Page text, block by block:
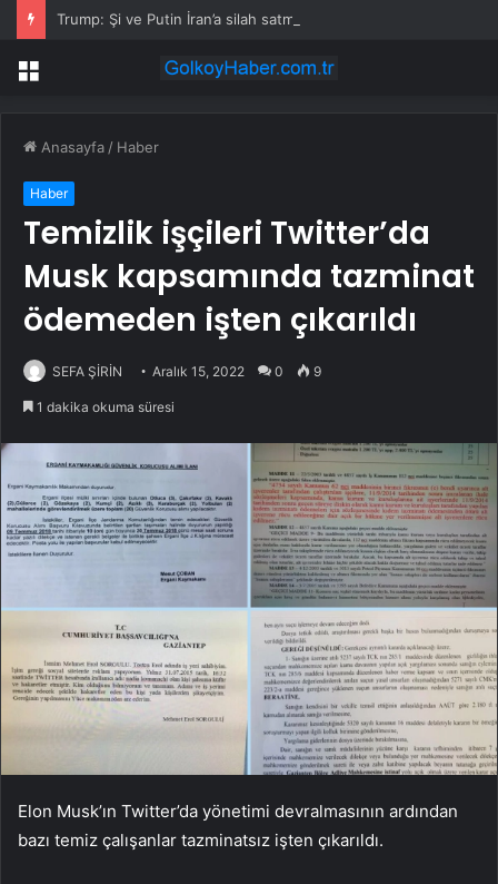
Trump: Şi ve Putin İran’a silah satmayacaklarını söyledi
Menü
Anasayfa / Haber
Haber
Temizlik işçileri Twitter’da
Musk kapsamında tazminat
ödemeden işten çıkarıldı
SEFA ŞİRİN Aralık 15, 2022 0 9
1 dakika okuma süresi
Elon Musk’ın Twitter’da yönetimi devralmasının ardından
bazı temiz çalışanlar tazminatsız işten çıkarıldı.